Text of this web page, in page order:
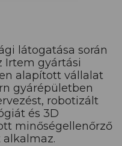
látogatása során
Irtem gyártási
alapított vállalat
gyárépületben
robotizált
és 3D
minőségellenőrző
alkalmaz.